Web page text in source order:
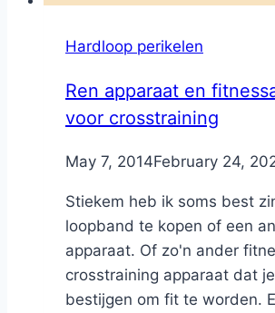
Hardloop perikelen
Ren apparaat en
voor crosstraining
ByNicole
May 7, 2014February 24,
Stiekem heb ik soms best
loopband te kopen of een
apparaat. Of zo'n ander
crosstraining apparaat dat
bestijgen om fit te worden.